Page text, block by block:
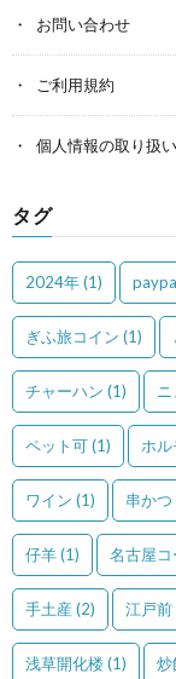
お問い合わせ
ご利用規約
個人情報の取り扱い
タグ
2024年(1)
ぎふ旅コイン (1)
チャーハン (1)
ペット可(1) ホル
ワイン (1) 串かつ
仔羊(1) 名古屋コ
手土産 (2) 江戸前
浅草開化楼(1) 炒